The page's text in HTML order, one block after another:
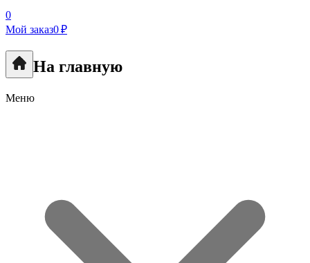
0
Мой заказ0 ₽
На главную
Меню